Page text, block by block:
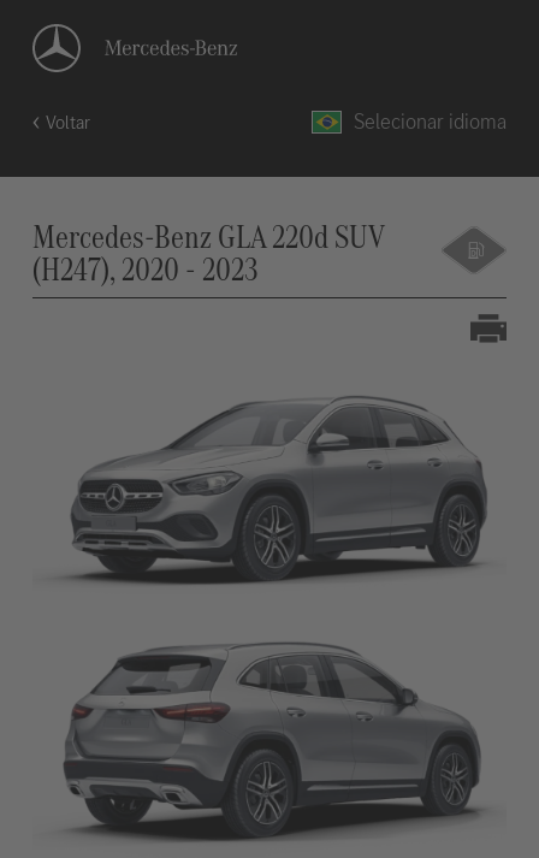
Voltar Selecionar idioma
Mercedes-Benz GLA 220d SUV
(H247), 2020 - 2023